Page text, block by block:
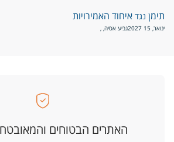
תימן נגד איחוד האמירויות
ינואר, 15 2027 גביע אסיה, ,
האתרים הבטוחים